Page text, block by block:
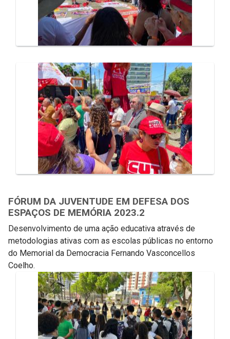
FÓRUM DA JUVENTUDE EM DEFESA DOS
ESPAÇOS DE MEMÓRIA 2023.2
Desenvolvimento de uma ação educativa através de
metodologias ativas com as escolas públicas no entorno
do Memorial da Democracia Fernando Vasconcellos
Coelho.
Galeria de Mídias